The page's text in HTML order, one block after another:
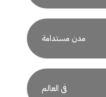
مدن مستدامة
في العالم